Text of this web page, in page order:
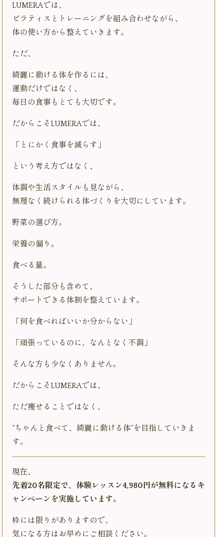
LUMERAでは、
ピラティスとトレーニングを組み合わせながら、
体の使い方から整えていきます。
ただ、
綺麗に動ける体を作るには、
運動だけではなく、
毎日の食事もとても大切です。
だからこそLUMERAでは、
「とにかく食事を減らす」
という考え方ではなく、
体調や生活スタイルも見ながら、
無理なく続けられる体づくりを大切にしています。
野菜の選び方。
栄養の偏り。
食べる量。
そうした部分も含めて、
サポートできる体制を整えています。
「何を食べればいいか分からない」
「頑張っているのに、なんとなく不調」
そんな方も少なくありません。
だからこそLUMERAでは、
ただ痩せることではなく、
“ちゃんと食べて、綺麗に動ける体”を目指していきま
す。
現在、
先着20名限定で、体験レッスン4,980円が無料になるキ
ャンペーンを実施しています。
枠には限りがありますので、
気になる方はお早めにご相談ください。